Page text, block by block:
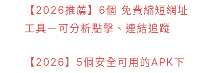
【2026推薦】6個 免費縮短網址
工具－可分析點擊、連結追蹤
【2026】5個安全可用的APK下